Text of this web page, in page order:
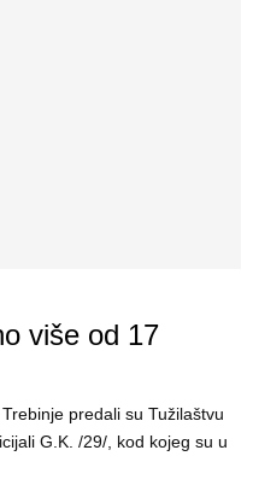
više od 17
predali su Tužilaštvu
G.K. /29/, kod kojeg su u